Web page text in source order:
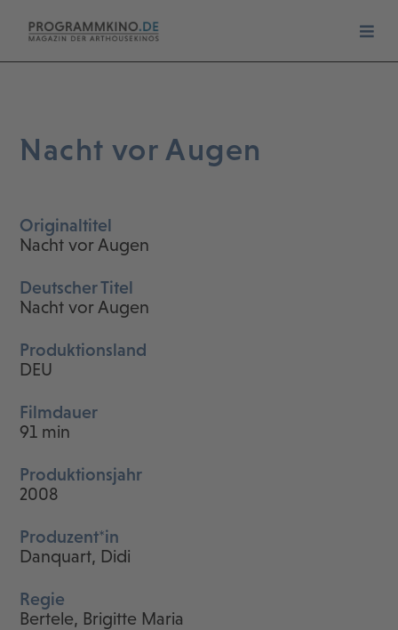
Nacht vor Augen
Originaltitel
Nacht vor Augen
Deutscher Titel
Nacht vor Augen
Produktionsland
DEU
Filmdauer
91 min
Produktionsjahr
2008
Produzent*in
Danquart, Didi
Regie
Bertele, Brigitte Maria